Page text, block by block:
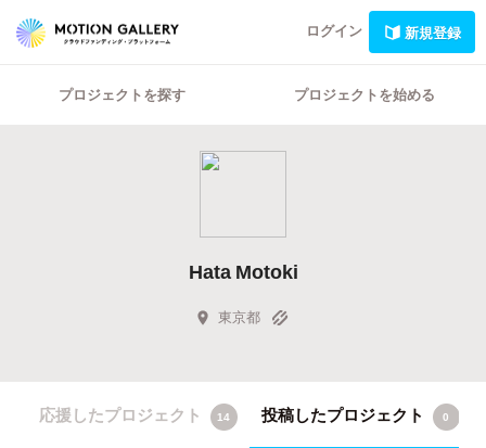
ログイン 新規登録
プロジェクトを探す プロジェクトを始める
Hata Motoki
東京都
応援したプロジェクト 14 投稿したプロジェクト 0